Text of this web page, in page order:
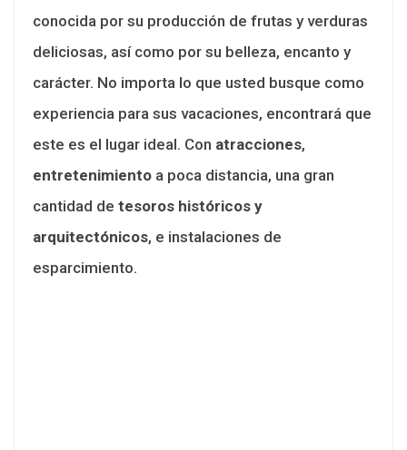
conocida por su producción de frutas y verduras
deliciosas, así como por su belleza, encanto y
carácter. No importa lo que usted busque como
experiencia para sus vacaciones, encontrará que
este es el lugar ideal. Con atracciones,
entretenimiento a poca distancia, una gran
cantidad de tesoros históricos y
arquitectónicos, e instalaciones de
esparcimiento.